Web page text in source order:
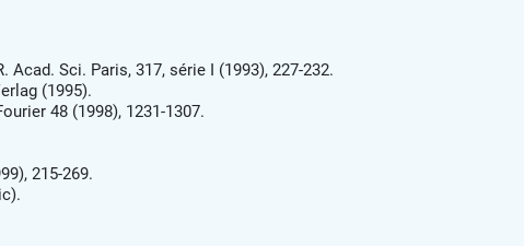
Sci. Paris, 317, série I (1993), 227-232.
(1995).
48 (1998), 1231-1307.
215-269.